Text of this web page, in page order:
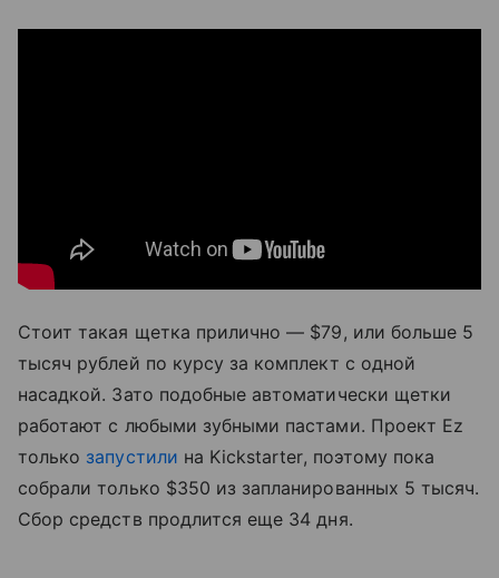
Стоит такая щетка прилично — $79, или больше 5
тысяч рублей по курсу за комплект с одной
насадкой. Зато подобные автоматически щетки
работают с любыми зубными пастами. Проект Ez
только запустили на Kickstarter, поэтому пока
собрали только $350 из запланированных 5 тысяч.
Сбор средств продлится еще 34 дня.